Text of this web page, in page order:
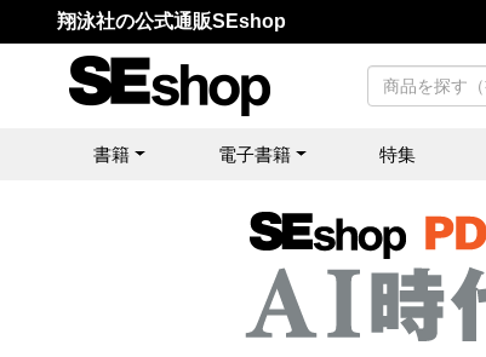
翔泳社の公式通販SEshop
書籍 電子書籍 特集